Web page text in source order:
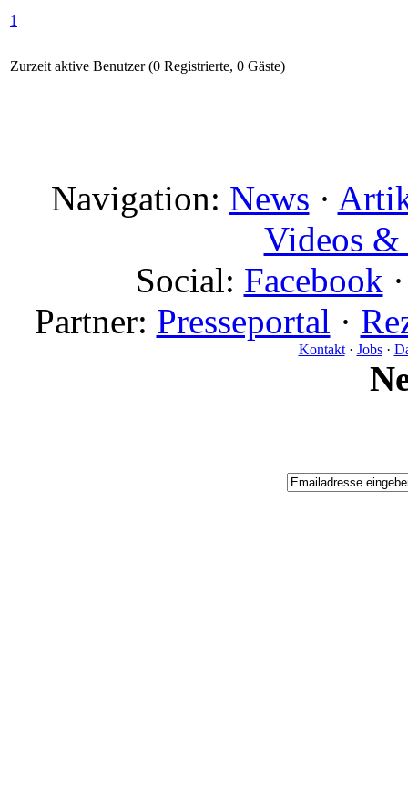
1
Zurzeit aktive Benutzer (0 Registrierte, 0 Gäste)
Navigation: News ·
Videos
Social: Facebook
Partner: Presseportal ·
Kontakt· Jobs·